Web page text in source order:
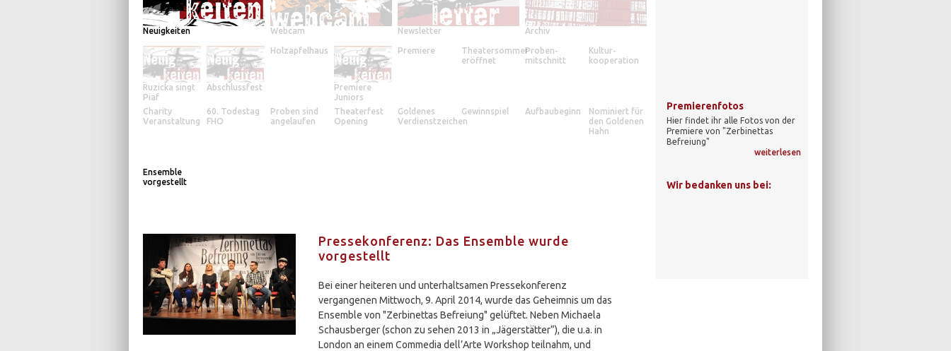
Neuigkeiten Webcam Newsletter Archiv
Ruzicka singt
Piaf
Abschlussfest
Holzapfelhaus
Premiere
Juniors
Premiere
Theatersommer
eröffnet
Proben-
mitschnitt
Kultur-
kooperation
Charity
Veranstaltung
60. Todestag
FHO
Proben sind
angelaufen
Theaterfest
Opening
Goldenes
Verdienstzeichen
Gewinnspiel Aufbaubeginn
Nominiert für
den Goldenen
Hahn
Ensemble
vorgestellt
Pressekonferenz: Das Ensemble wurde
vorgestellt
Bei einer heiteren und unterhaltsamen Pressekonferenz
vergangenen Mittwoch, 9. April 2014, wurde das Geheimnis um das
Ensemble von "Zerbinettas Befreiung" gelüftet. Neben Michaela
Schausberger (schon zu sehen 2013 in „Jägerstätter“), die u.a. in
London an einem Commedia dell’Arte Workshop teilnahm, und
Premierenfotos
Hier findet ihr alle Fotos von der
Premiere von "Zerbinettas
Befreiung"
weiterlesen
Wir bedanken uns bei: